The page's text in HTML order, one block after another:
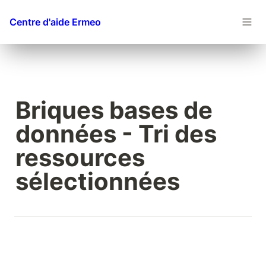
Centre d'aide Ermeo
Briques bases de
données - Tri des
ressources
sélectionnées